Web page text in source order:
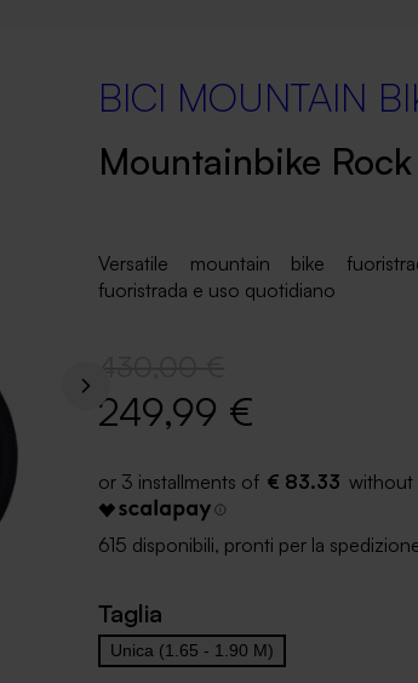
BICI MOUNTAIN
Mountainbike
Versatile mountain bike
fuoristrada e uso quotidiano
249,99 €
€ 83.33
615 disponibili, pronti per la
Taglia
Unica (1.65 - 1.90 M)